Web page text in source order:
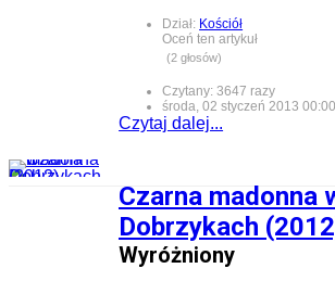
Dział: Kościół
Oceń ten artykuł
(2 głosów)
Czytany: 3647 razy
środa, 02 styczeń 2013 00:00
Czytaj dalej...
Czarna madonna
Dobrzykach
Wyróżniony